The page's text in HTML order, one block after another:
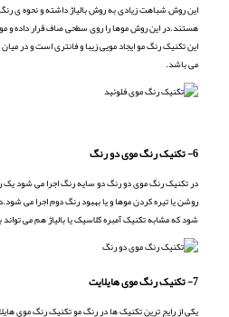
این روش شباهت زیادی به روش بالیاژ داشته و نحوه ی
هستند.در این روش موها را روی سطحی صاف قرار داده و
این تکنیک رنگ مو ایجاد مویی زیبا و فانتری است و در
می باشد.
6- تکنیک رنگ موی دو رنگ
در تکنیک رنگ موی دو رنگ دو سایه رنگ اجرا می شود یک
روشن یا تیره کردن موها و یا بهبود رنگ دوم اجرا می
شود که مشابه تکنیک آمبره کلاسیک یا بالیاژ هم می
7- تکنیک رنگ موی هایلایت
یکی از رایج ترین تکنیک ها در رنگ مو تکنیک رنگ موی